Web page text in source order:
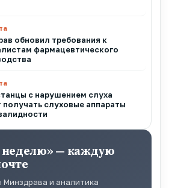
обновил требования к
фармацевтического
с нарушением слуха
получать слуховые аппараты
неделю» — каждую
Минздрава и аналитика